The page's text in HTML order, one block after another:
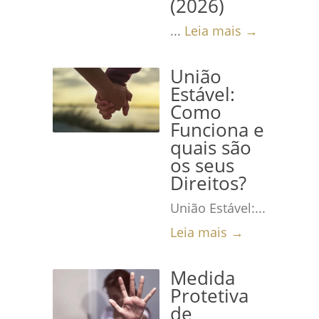
(2026)
... Leia mais →
União
Estável:
Como
Funciona e
quais são
os seus
Direitos?
União Estável:...
Leia mais →
Medida
Protetiva
de